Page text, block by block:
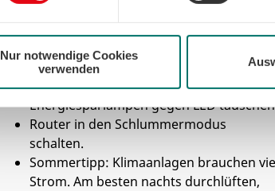
Nur notwendige Cookies
verwenden
Stecker von Laptops, TV und
Steckdose ziehen.
Halogen- und Glühlampen sind echte
Energiefresser, bitte entsorgen! Alte
Energiesparlampen gegen LED
Router in den Schlummermodus
schalten.
Sommertipp: Klimaanlagen brauchen
Strom. Am besten nachts durchlüften,